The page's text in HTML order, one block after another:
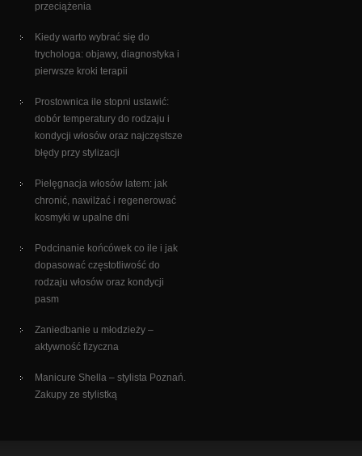
przeciążenia
Kiedy warto wybrać się do
trychologa: objawy, diagnostyka i
pierwsze kroki terapii
Prostownica ile stopni ustawić:
dobór temperatury do rodzaju i
kondycji włosów oraz najczęstsze
błędy przy stylizacji
Pielęgnacja włosów latem: jak
chronić, nawilżać i regenerować
kosmyki w upalne dni
Podcinanie końcówek co ile i jak
dopasować częstotliwość do
rodzaju włosów oraz kondycji
pasm
Zaniedbanie u młodzieży –
aktywność fizyczna
Manicure Shella – stylista Poznań.
Zakupy ze stylistką